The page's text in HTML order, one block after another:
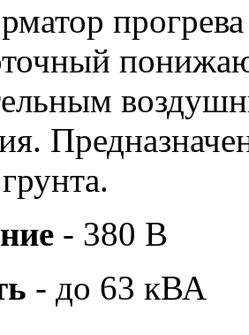
- 380 В
- до 63 кВА